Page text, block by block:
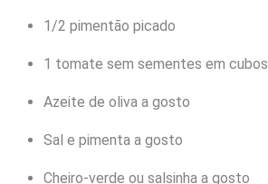
1/2 pimentão picado
1 tomate sem sementes em cubos
Azeite de oliva a gosto
Sal e pimenta a gosto
Cheiro-verde ou salsinha a gosto